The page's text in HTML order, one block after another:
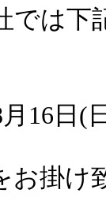
では下
16日(
お掛け